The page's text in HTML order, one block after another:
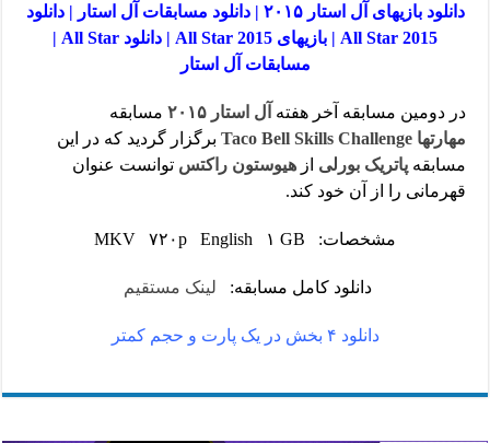
دانلود بازیهای آل استار ۲۰۱۵ | دانلود مسابقات آل استار | دانلود
All Star 2015 | بازیهای All Star 2015 | دانلود All Star |
مسابقات آل استار
در دومین مسابقه آخر هفته آل استار ۲۰۱۵
مسابقه
مهارتها Taco Bell Skills Challenge برگزار گردید که در این
مسابقهپاتریک بورلی ازهیوستون راکتس توانست عنوان
قهرمانی را از آن خود کند.
مشخصات: MKV ۷۲۰p English ۱ GB
دانلود کامل مسابقه: لینک مستقیم
دانلود ۴ بخش در یک پارت و حجم کمتر